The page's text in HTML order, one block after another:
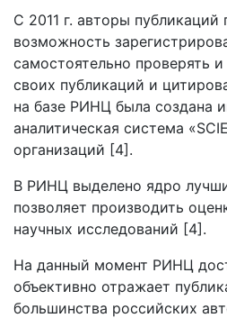
С 2011 г. авторы публикаций
возможность
самостоятельно проверять
своих публикаций и
на базе РИНЦ была создана
аналитическая система
организаций [4].
В РИНЦ выделено ядро
позволяет производить
научных исследований [4].
На данный момент РИНЦ
объективно отражает
большинства российских